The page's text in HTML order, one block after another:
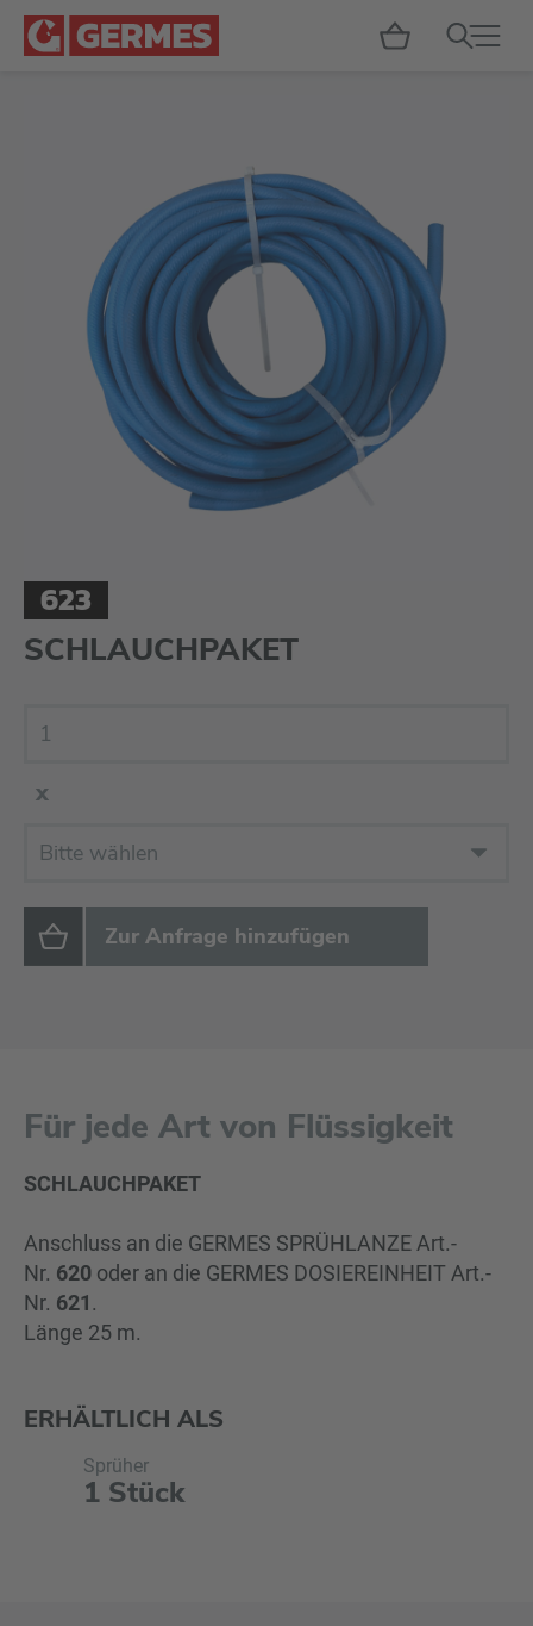
623
SCHLAUCHPAKET
Für jede Art von Flüssigkeit
SCHLAUCHPAKET
Anschluss an die GERMES SPRÜHLANZE Art.-
Nr. 620 oder an die GERMES DOSIEREINHEIT Art.-
Nr. 621.
Länge 25 m.
ERHÄLTLICH ALS
Sprüher
1 Stück